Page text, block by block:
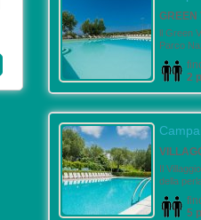
GREEN
ll Green
Parco
2
Il
della
5